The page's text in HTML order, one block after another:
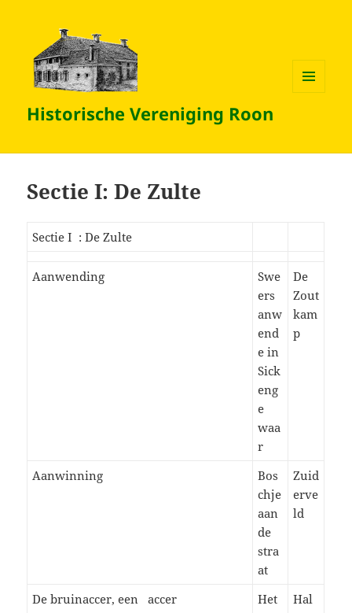
Historische Vereniging Roon
Sectie I: De Zulte
Sectie I : De Zulte
Aanwending
Swe
ers
anw
end
e in
Sick
eng
e
waa
r
De
Zout
kam
p
Aanwinning
Bos
chje
aan
de
stra
at
Zuid
erve
ld
De bruinaccer, een accer Het
Hal